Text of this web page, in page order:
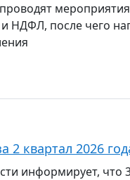
НДФЛ, после чего
2 квартал 2026
информирует, что